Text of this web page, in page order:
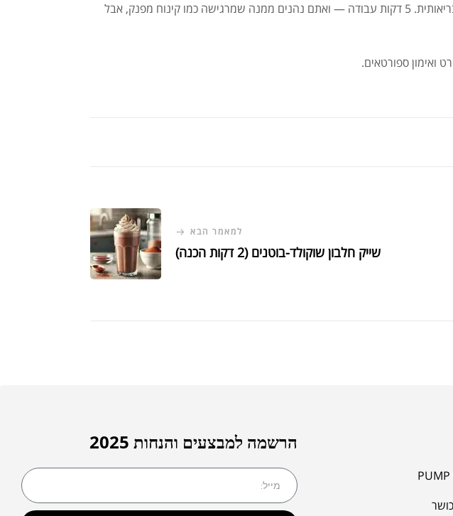
פנקייק חלבון מהיר הוא בדיוק מה שצריך כדי ליהנות מארוחה מפנקת בלי לצאת מהמסגרת הבריאותית. 5 דקות עבודה — ואתם נהנים ממנה שמרגישה כמו קינוח מפנק, אבל
למאמר הבא
שייק חלבון שוקולד-בוטנים (2 דקות הכנה)
הרשמה למבצעים והנחות 2025